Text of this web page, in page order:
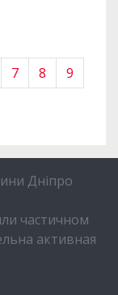
7 8
9
Дніпро
частичном
активная